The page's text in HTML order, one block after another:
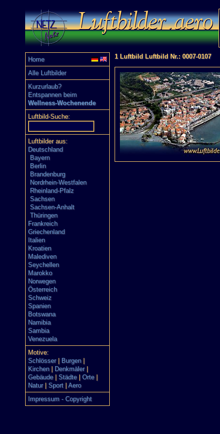
Home
Alle Luftbilder
Kurzurlaub?
Entspannen beim
Wellness-Wochenende
Luftbild-Suche:
Luftbilder aus:
Deutschland
Bayern
Berlin
Brandenburg
Nordrhein-Westfalen
Rheinland-Pfalz
Sachsen
Sachsen-Anhalt
Thüringen
Frankreich
Griechenland
Italien
Kroatien
Malediven
Seychellen
Marokko
Norwegen
Österreich
Schweiz
Spanien
Botswana
Namibia
Sambia
Venezuela
Motive:
Schlösser| Burgen|
Kirchen| Denkmäler|
Gebäude| Städte| Orte|
Natur| Sport| Aero
Impressum - Copyright
1 Luftbild Luftbild Nr.: 0007-0107